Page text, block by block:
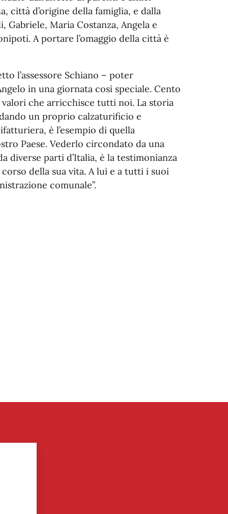
città d’origine della famiglia, e dalla
Maria Costanza, Angela e
A portare l’omaggio della città è
l’assessore Schiano – poter
in una giornata così speciale. Cento
che arricchisce tutti noi. La storia
un proprio calzaturificio e
è l’esempio di quella
Paese. Vederlo circondato da una
diverse parti d’Italia, è la testimonianza
della sua vita. A lui e a tutti i suoi
comunale”.